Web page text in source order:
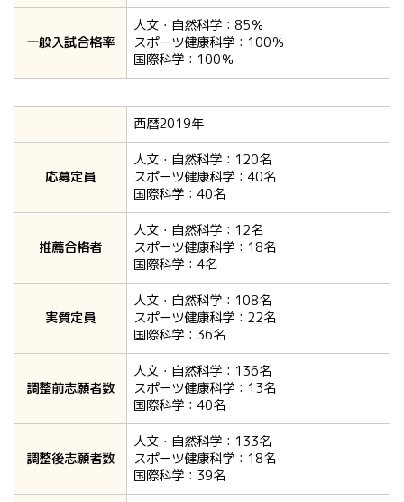
一般入試合格率
人文・自然科学：85％
スポーツ健康科学：100％
国際科学：100％
西暦2019年
応募定員
人文・自然科学：120名
スポーツ健康科学：40名
国際科学：40名
推薦合格者
人文・自然科学：12名
スポーツ健康科学：18名
国際科学：4名
実質定員
人文・自然科学：108名
スポーツ健康科学：22名
国際科学：36名
調整前志願者数
人文・自然科学：136名
スポーツ健康科学：13名
国際科学：40名
調整後志願者数
人文・自然科学：133名
スポーツ健康科学：18名
国際科学：39名